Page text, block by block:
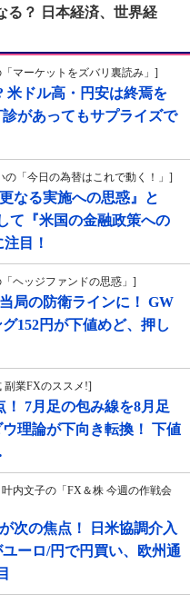
る？ 日本経済、世界経
マーケットをズバリ裏読み」]
米ドル高・円安は終焉を
があってもサプライズで
「今日の為替はこれで動く！」]
なる実施への思惑』と
て『米国の金融政策への
目！
ヘッジファンドの思惑」]
局の防衛ラインに！ GW
152円が下値めど、押し
副業FXのススメ!]
7月足の包み線を8月足
理論が下向き転換！ 下値
内文子の「FX＆株 今週の作戦会
次の焦点！ 日米協調介入
ーロ/円で円買い、欧州通